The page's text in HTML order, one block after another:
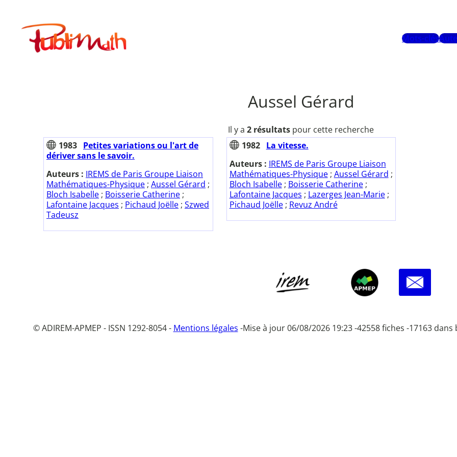
contenuPublimath
Mots-clés
Aussel Gérard
Il y a 2 résultats pour cette recherche
1983 Petites variations ou l'art de
dériver sans le savoir.
Auteurs : IREMS de Paris Groupe Liaison
Mathématiques-Physique ; Aussel Gérard ;
Bloch Isabelle ; Boisserie Catherine ;
Lafontaine Jacques ; Pichaud Joëlle ; Szwed
Tadeusz
1982
La vitesse.
Auteurs : IREMS de Paris Groupe Liaison
Mathématiques-Physique; Aussel Gérard ;
Bloch Isabelle; Boisserie Catherine;
Lafontaine Jacques ; Lazerges Jean-Marie;
Pichaud Joëlle; Revuz André
© ADIREM-APMEP - ISSN 1292-8054 - Mentions légales -Mise à jour 06/08/2026 19:23 -42558 fiches -17163